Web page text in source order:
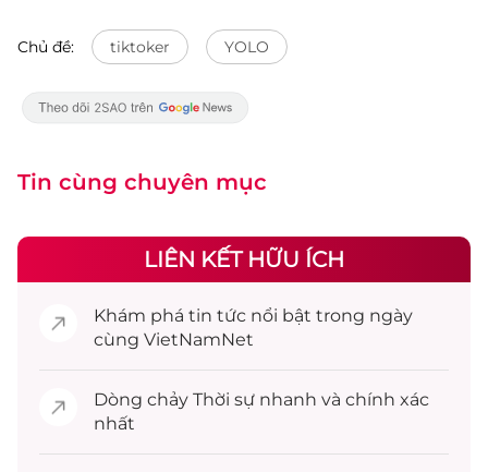
Chủ đề: tiktoker YOLO
Tin cùng chuyên mục
LIÊN KẾT HỮU ÍCH
Khám phá tin tức nổi bật trong ngày
cùng VietNamNet
Dòng chảy Thời sự nhanh và chính xác
nhất